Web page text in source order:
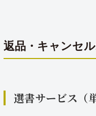
返品・キャンセ
選書サービス（